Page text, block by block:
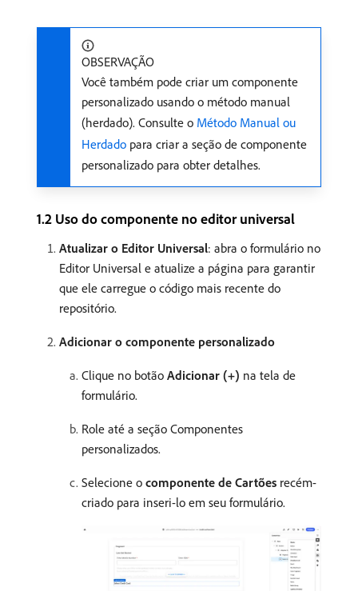
OBSERVAÇÃO
Você também pode criar um componente
personalizado usando o método manual
(herdado). Consulte o Método Manual ou
Herdado para criar a seção de componente
personalizado para obter detalhes.
1.2 Uso do componente no editor universal
Atualizar o Editor Universal: abra o formulário no
Editor Universal e atualize a página para garantir
que ele carregue o código mais recente do
repositório.
Adicionar o componente personalizado
Clique no botão Adicionar (+) na tela de
formulário.
Role até a seção Componentes
personalizados.
Selecione o componente de Cartões recém-
criado para inseri-lo em seu formulário.